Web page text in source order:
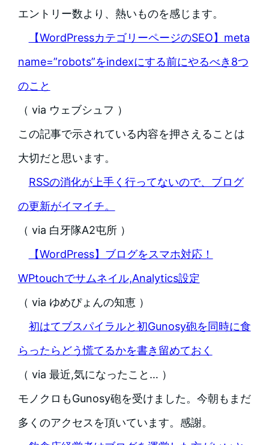
エントリー数より、熱いものを感じます。
【WordPressカテゴリーページのSEO】meta
name=”robots”をindexにする前にやるべき8つ
のこと
（ via ウェブシュフ ）
この記事で示されている内容を押さえることは
大切だと思います。
RSSの消化が上手く行ってないので、ブログ
の更新がイマイチ。
（ via 白牙隊A2屯所 ）
【WordPress】ブログをスマホ対応！
WPtouchでサムネイル,Analytics設定
（ via ゆめぴょんの知恵 ）
初はてブスパイラルと初Gunosy砲を同時に食
らったらどう慌てるかを書き留めておく
（ via 最近,気になったこと… ）
モノクロもGunosy砲を受けました。今朝もまだ
多くのアクセスを頂いています。感謝。